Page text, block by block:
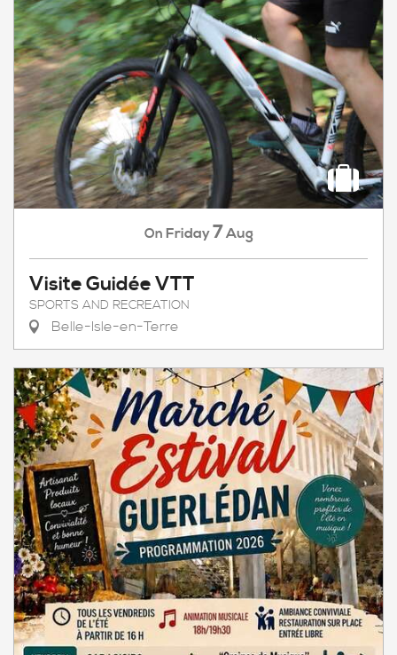
On Friday7Aug
Visite Guidée VTT
SPORTS AND RECREATION
Belle-Isle-en-Terre